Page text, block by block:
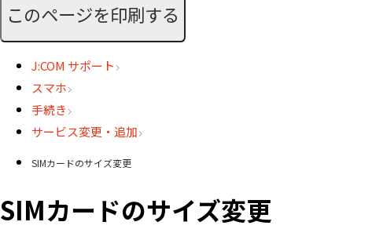
このページを印刷する
J:COM サポート
スマホ
手続き
サービス変更・追加
SIMカードのサイズ変更
SIMカードのサイズ変更